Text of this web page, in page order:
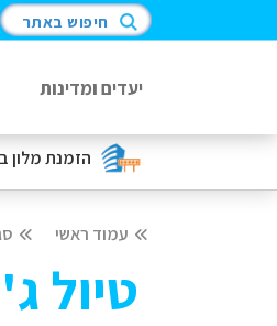
הזמנת מלון
חיפוש באתר
יעדים ומדינות
עמוד ראשי
טיול